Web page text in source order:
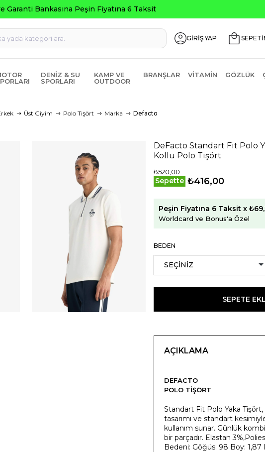
Seçili Ürünlerde ₺2000 Üzeri ₺200 İndirim Kodu:
GİRİŞ YAP
DENIZ & SU
SPORLARI
KAMP VE
OUTDOOR
BRANŞLAR VITAMIN GÖZLÜK
Üst Giyim Polo Tişört Marka Defacto
DeFacto Standart Fit Polo
Kollu Polo Tişört
₺520,00
Sepette ₺416,00
Peşin Fiyatına 6 Taksit x
Worldcard ve Bonus'a Özel
BEDEN
SEPETE
AÇIKLAMA
DEFACTO
POLO TIŞÖRT
Standart Fit Polo Yaka
tasarımı ve standart
kullanım sunar. Günlük
bir parçadır. Elastan
Bedeni: Göğüs: 98 Boy: 1,87